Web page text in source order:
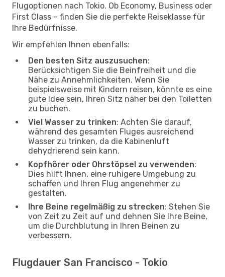
Flugoptionen nach Tokio. Ob Economy, Business oder
First Class – finden Sie die perfekte Reiseklasse für
Ihre Bedürfnisse.
Wir empfehlen Ihnen ebenfalls:
Den besten Sitz auszusuchen:
Berücksichtigen Sie die Beinfreiheit und die
Nähe zu Annehmlichkeiten. Wenn Sie
beispielsweise mit Kindern reisen, könnte es eine
gute Idee sein, Ihren Sitz näher bei den Toiletten
zu buchen.
Viel Wasser zu trinken: Achten Sie darauf,
während des gesamten Fluges ausreichend
Wasser zu trinken, da die Kabinenluft
dehydrierend sein kann.
Kopfhörer oder Ohrstöpsel zu verwenden:
Dies hilft Ihnen, eine ruhigere Umgebung zu
schaffen und Ihren Flug angenehmer zu
gestalten.
Ihre Beine regelmäßig zu strecken: Stehen Sie
von Zeit zu Zeit auf und dehnen Sie Ihre Beine,
um die Durchblutung in Ihren Beinen zu
verbessern.
Flugdauer San Francisco - Tokio